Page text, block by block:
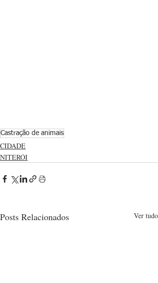
Castração de animais
CIDADE
NITERÓI
Posts Relacionados Ver tudo